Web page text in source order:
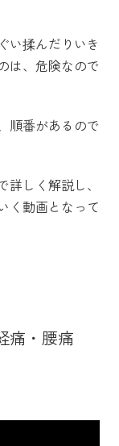
い揉んだりいき
は、危険なので
順番があるので
しく解説し、
く動画となって
痛・腰痛